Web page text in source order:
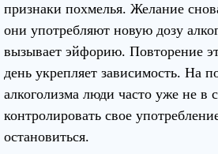
признаки похмелья. Желание
они употребляют новую дозу
вызывает эйфорию. Повторение
день укрепляет зависимость. На
алкоголизма люди часто уже не в
контролировать свое
остановиться.